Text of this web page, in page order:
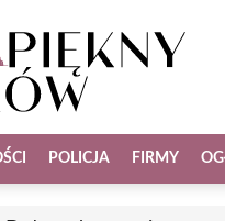
POLICJA FIRMY